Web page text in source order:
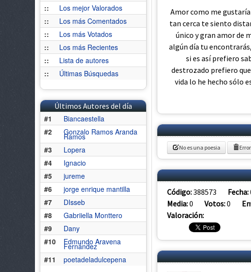
::
Los mejor Valorados
::
Los más Comentados
::
Los más Votados
::
Los más Recientes
::
Lista de autores
::
Últimas Búsquedas
Últimos Autores del día
#1
Biancaestella
#2
Gonzalo Ramos Aranda
Ramos
#3
Lopera
#4
Ignacio
#5
jureme
#6
jorge enrique mantilla
#7
DIsseb
#8
Gabriiella Monttero
#9
Dany
#10
Edmundo Aravena
Fernández
#11
poetadeladulcepena
Amor como me
tan cerca te siento
único y gran amor de
algún día tu
si es así prefiero
destrozado prefiero
vida lo he hecho sólo
No es una poesia
Código:388573 Fecha:
Media:0 Votos:0
Valoración: